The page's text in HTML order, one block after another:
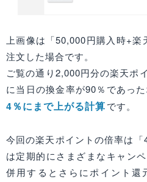
上画像は「50,000円購入時+
注文した場合です。
ご覧の通り2,000円分の楽天ポ
に当日の換金率が90％であった
4％にまで上がる計算です。
今回の楽天ポイントの倍率は
は定期的にさまざまなキャン
併用するとさらにポイント還